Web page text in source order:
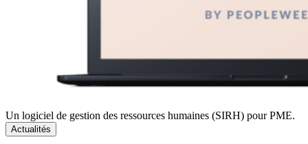
Un logiciel de gestion des ressources humaines (SIRH) pour PME.
Actualités